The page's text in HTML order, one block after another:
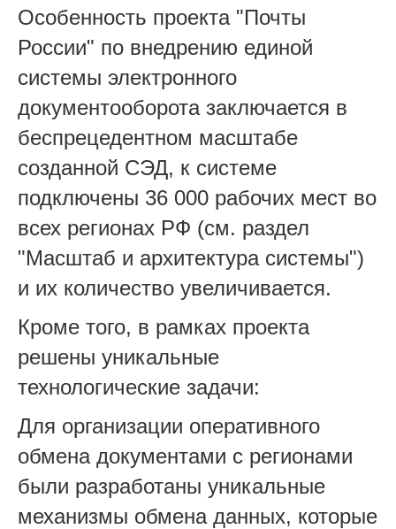
Особенность проекта "Почты
России" по внедрению единой
системы электронного
документооборота заключается в
беспрецедентном масштабе
созданной СЭД, к системе
подключены 36 000 рабочих мест во
всех регионах РФ (см. раздел
"Масштаб и архитектура системы")
и их количество увеличивается.
Кроме того, в рамках проекта
решены уникальные
технологические задачи:
Для организации оперативного
обмена документами с регионами
были разработаны уникальные
механизмы обмена данных, которые